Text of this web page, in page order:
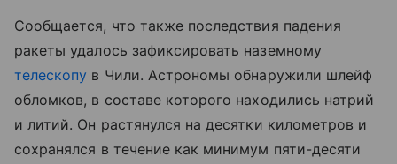
Сообщается, что также последствия падения
ракеты удалось зафиксировать наземному
телескопу в Чили. Астрономы обнаружили шлейф
обломков, в составе которого находились натрий
и литий. Он растянулся на десятки километров и
сохранялся в течение как минимум пяти-десяти